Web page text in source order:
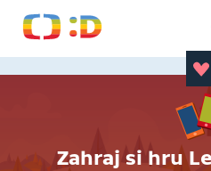
Zahraj si hru